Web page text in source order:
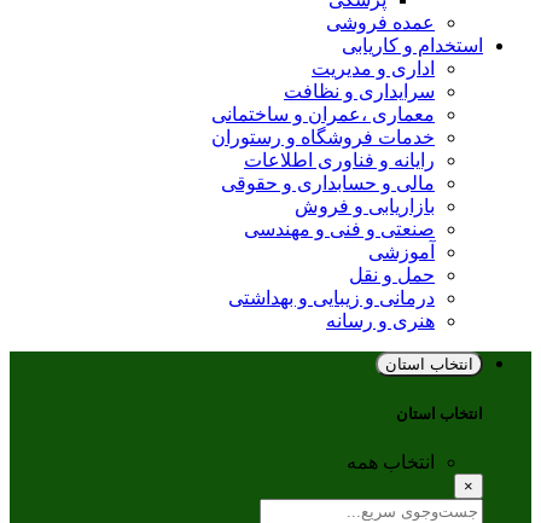
عمده فروشی
استخدام و کاریابی
اداری و مدیریت
سرایداری و نظافت
معماری ،عمران و ساختمانی
خدمات فروشگاه و رستوران
رایانه و فناوری اطلاعات
مالی و حسابداری و حقوقی
بازاریابی و فروش
صنعتی و فنی و مهندسی
آموزشی
حمل و نقل
درمانی و زیبایی و بهداشتی
هنری و رسانه
انتخاب استان
انتخاب استان
انتخاب همه
×